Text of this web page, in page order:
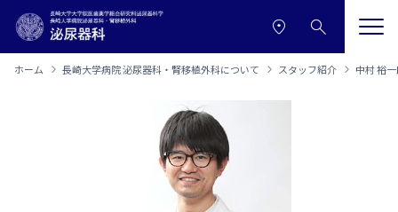
本文へ移動
サイトメニューへ移動
ホーム 長崎大学病院 泌尿器科・腎移植外科について スタッフ紹介 中村 裕